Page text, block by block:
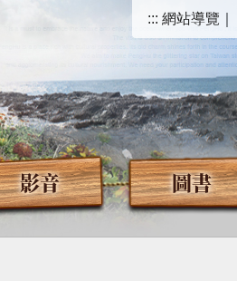
::: 網站導覽
影音 圖書